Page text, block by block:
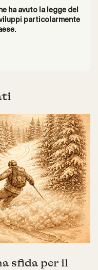
ha avuto la legge del
particolarmente
sfida per il